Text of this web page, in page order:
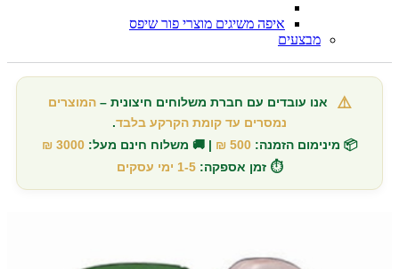
איפה משיגים מוצרי פור שיפס
מבצעים
⚠️ אנו עובדים עם חברת משלוחים חיצונית –המוצרים
נמסרים עד קומת הקרקע בלבד.
📦 מינימום הזמנה: 500 ₪ | 🚚 משלוח חינם מעל: 3000 ₪
⏱️ זמן אספקה: 1-5 ימי עסקים